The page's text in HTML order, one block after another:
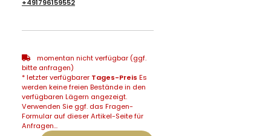
+491796159552
momentan nicht verfügbar (ggf.
bitte anfragen)
* letzter verfügbarer Tages-Preis Es
werden keine freien Bestände in den
verfügbaren Lägern angezeigt.
Verwenden Sie ggf. das Fragen-
Formular auf dieser Artikel-Seite für
Anfragen...